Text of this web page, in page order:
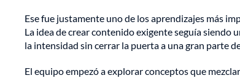
Ese fue justamente uno de los aprendizajes más
La idea de crear contenido exigente seguía siendo
la intensidad sin cerrar la puerta a una gran parte
El equipo empezó a explorar conceptos que